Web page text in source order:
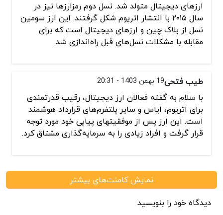
ارزهای دیجیتال متولد شد. نسل دوم رمزارزها نیز در
سال ۲۰۱۵ با انتشار اتریوم شکل گرفتند. این ارز سومین
نسل از بلاک چین و ارزهای دیجیتال است که برای
مقابله با مشکلات نسل‌های قبل راه‌اندازی شد.
طیب فتحی19 بهمن 1403 - 20:31
با سلام به گفته فعالان ارز دیجیتال، رقیب قدرتمندی
برای اتریوم، ایاس و سایر پلتفرم‌های قرارداد هوشمند
است. این ارز پس از موفقیتهای پیاپی خود مورد توجه
قرار گرفت و افراد زیادی را به سرمایه‌گذاری مشتاق کرد.
نمایش کامنت‌های بیشتر
دیدگاه خود را بنویسید